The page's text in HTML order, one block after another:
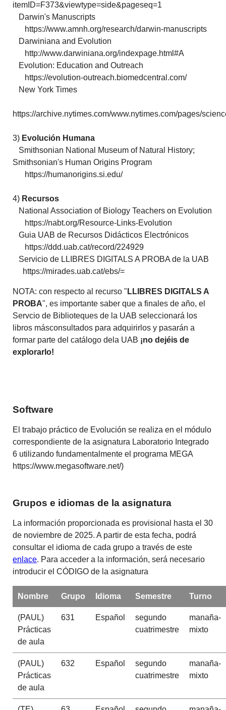
itemID=F373&viewtype=side&pageseq=1
Darwin's Manuscripts
https://www.amnh.org/research/darwin-manuscripts
Darwiniana and Evolution
http://www.darwiniana.org/indexpage.html#A
Evolution: Education and Outreach
https://evolution-outreach.biomedcentral.com/
New York Times
https://archive.nytimes.com/www.nytimes.com/pages/
3) Evolución Humana
Smithsonian National Museum of Natural History;
Smithsonian's Human Origins Program
https://humanorigins.si.edu/
4) Recursos
National Association of Biology Teachers on Evolution
https://nabt.org/Resource-Links-Evolution
Guia UAB de Recursos Didácticos Electrónicos
https://ddd.uab.cat/record/224929
Servicio de LLIBRES DIGITALS A PROBA de la UAB
https://mirades.uab.cat/ebs/=
NOTA: con respecto al recurso " LLIBRES DIGITALS A
PROBA", es importante saber que a finales de año, el
Servcio de Biblioteques de la UAB seleccionará los
libros másconsultados para adquirirlos y pasarán a
formar parte del catálogo dela UAB ¡no dejéis de
explorarlo!
Software
El trabajo práctico de Evolución se realiza en el módulo
correspondiente de la asignatura Laboratorio Integrado
6 utilizando fundamentalmente el programa MEGA
https://www.megasoftware.net/)
Grupos e idiomas de la asignatura
La información proporcionada es provisional hasta el 30
de noviembre de 2025. A partir de esta fecha, podrá
consultar el idioma de cada grupo a través de este
enlace. Para acceder a la información, será necesario
introducir el CÓDIGO de la asignatura
Nombre Grupo Idioma Semestre Turno
(PAUL)
Prácticas
de aula
631 Español
segundo
cuatrimestre
manaña-
mixto
(PAUL)
Prácticas
de aula
632 Español
segundo
cuatrimestre
manaña-
mixto